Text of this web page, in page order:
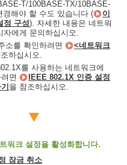
T/100BASE-TX/10BASE-
경해야 할 수도 있습니다 (
이
정 구성). 자세한 내용은 네트워
자에게 문의하십시오.
소를 확인하려면
<네트워크
하십시오.
를 사용하는 네트워크에
면
IEEE 802.1X 인증 설정
을 참조하십시오.
워크 설정을 활성화합니다.
잠금 취소